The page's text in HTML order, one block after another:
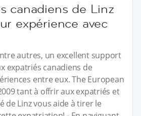
canadiens de Linz
expérience avec
autres, un excellent support
expatriés canadiens de
entre eux. The European
tant à offrir aux expatriés et
de Linz vous aide à tirer le